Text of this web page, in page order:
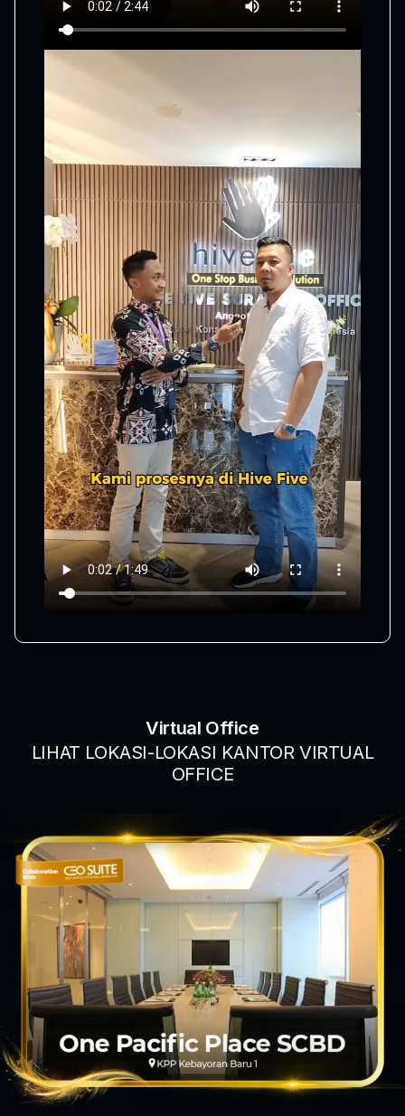
Virtual Office
LIHAT LOKASI-LOKASI KANTOR VIRTUAL
OFFICE